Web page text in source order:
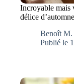
Incroyable mais
délice
Benoît M.
Publié le